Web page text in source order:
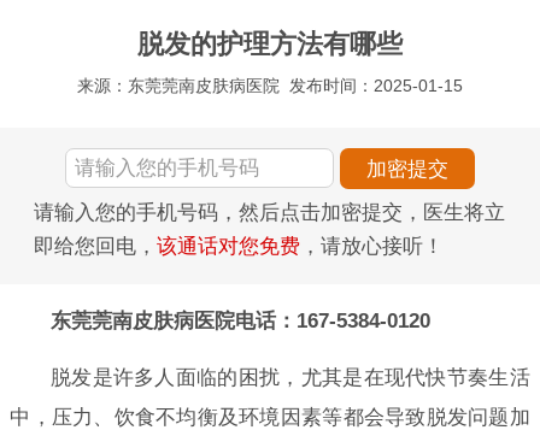
脱发的护理方法有哪些
来源：东莞莞南皮肤病医院 发布时间：2025-01-15
请输入您的手机号码，然后点击加密提交，医生将立
即给您回电， 该通话对您免费 ，请放心接听！
东莞莞南皮肤病医院电话：167-5384-0120
脱发是许多人面临的困扰，尤其是在现代快节奏生活
中，压力、饮食不均衡及环境因素等都会导致脱发问题加